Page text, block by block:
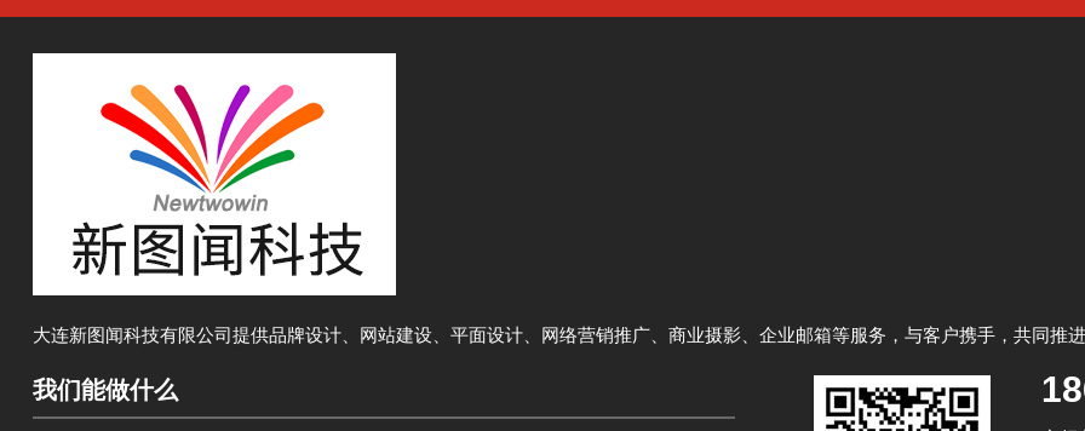
大连新图闻科技有限公司提供品牌设计、网站建设、平面设计、网络营销推广、商业摄影、企业邮箱等服务，与客户携手，共同推
我们能做什么